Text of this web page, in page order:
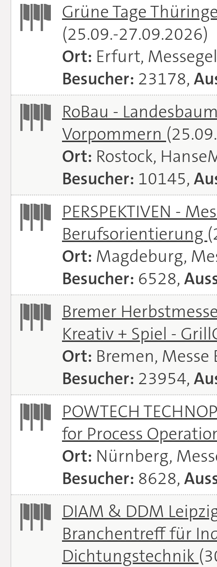
Grüne Tage
(25.09.-27.09.2026)
Ort: Erfurt,
Besucher: 23178,
RoBau -
Vorpommern
Ort: Rostock,
Besucher: 10145,
PERSPEKTIVEN -
Berufsorientierung
Ort: Magdeburg,
Besucher: 6528,
Bremer
Kreativ + Spiel -
Ort: Bremen, Messe
Besucher: 23954,
POWTECH
for Process
Ort: Nürnberg,
Besucher: 8628,
DIAM & DDM
Branchentreff für
Dichtungstechnik